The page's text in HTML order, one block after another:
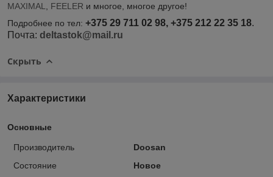
MAXIMAL
FEELER и многое, многое другое!
Подробнее по тел: +375 29 711 02 98, +375 212 22 35 18.
Почта: deltastok@mail.ru
Скрыть
Характеристики
Основные
Производитель
Doosan
Состояние
Новое